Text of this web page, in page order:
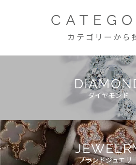
カテゴリーから
ダイヤモンド
ブランドジュエリ